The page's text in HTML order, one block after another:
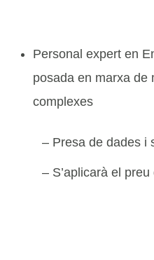
Personal expert en
posada en marxa de
complexes
– Presa de dades i
– S’aplicarà el